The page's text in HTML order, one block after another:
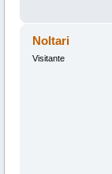
Noltari
Visitante